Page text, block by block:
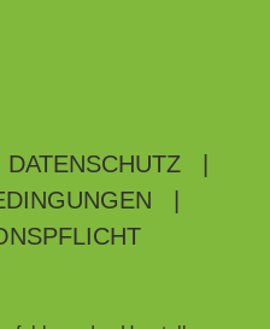
DATENSCHUTZ